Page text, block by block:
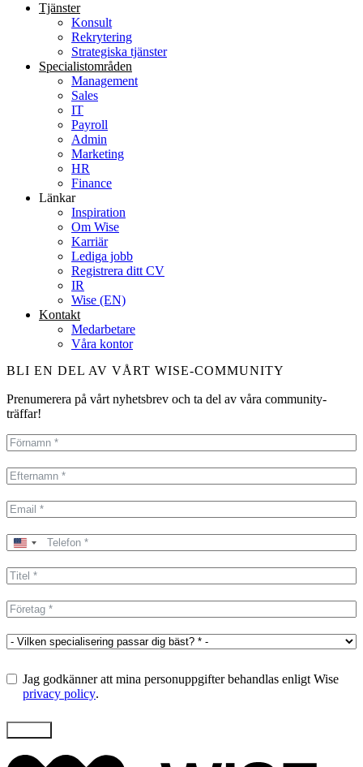
Tjänster
Konsult
Rekrytering
Strategiska tjänster
Specialist­områden
Management
Sales
IT
Payroll
Admin
Marketing
HR
Finance
Länkar
Inspiration
Om Wise
Karriär
Lediga jobb
Registrera ditt CV
IR
Wise (EN)
Kontakt
Medarbetare
Våra kontor
BLI EN DEL AV VÅRT WISE-COMMUNITY
Prenumerera på vårt nyhetsbrev och ta del av våra community-
träffar!
United
+1
Jag godkänner att mina personuppgifter behandlas enligt Wise
privacy policy.